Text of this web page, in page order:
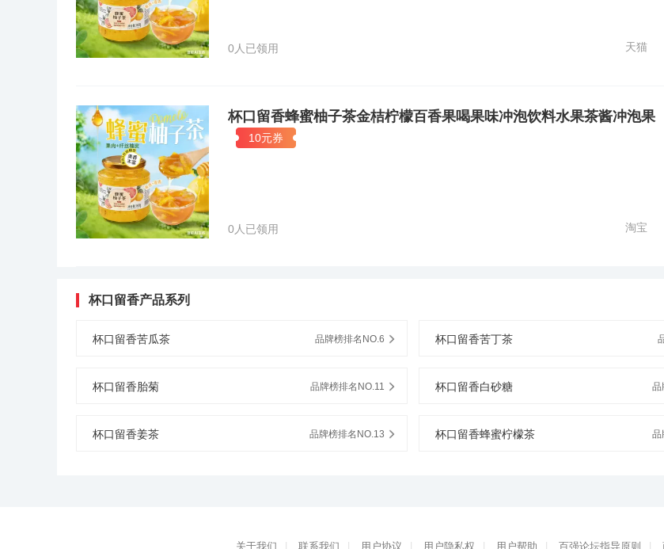
0人已领用 天猫
杯口留香蜂蜜柚子茶金桔柠檬百香果喝果味冲泡饮料水果茶酱冲泡果
10元券
0人已领用 淘宝
杯口留香产品系列
杯口留香苦瓜茶 品牌榜排名NO.6 杯口留香苦丁茶
杯口留香胎菊 品牌榜排名NO.11 杯口留香白砂糖 品
杯口留香姜茶 品牌榜排名NO.13 杯口留香蜂蜜柠檬茶 品
关于我们 联系我们 用户协议 用户隐私权 用户帮助 百强论坛指导原则